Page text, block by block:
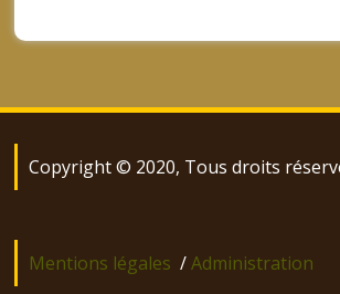
Copyright © 2020, Tous droits
Mentions légales /Administration